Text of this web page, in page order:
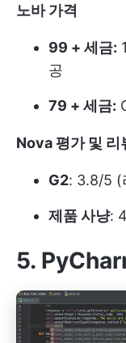
노바 가격
99 + 세금:
공
79 + 세금:
Nova 평가 및 리
G2: 3.8/5 (
제품 사냥:
5.